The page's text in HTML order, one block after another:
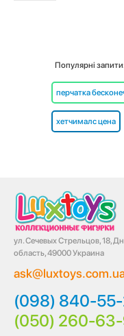
Популярні
перчатка
хетчималс цена
ул. Сечевых Стрельцов, 18,
область, 49000 Украина
(098) 840-
(050) 260-